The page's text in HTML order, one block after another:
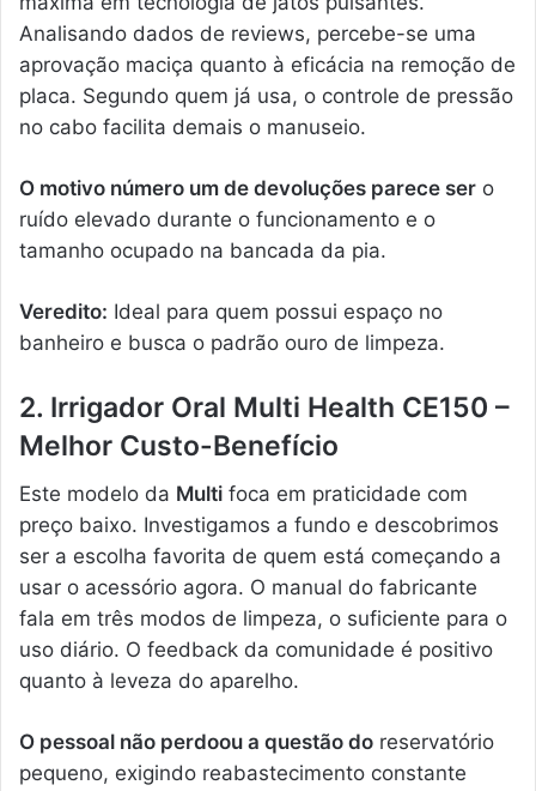
Analisando dados de reviews, percebe-se uma
aprovação maciça quanto à eficácia na remoção de
placa. Segundo quem já usa, o controle de pressão
no cabo facilita demais o manuseio.
O motivo número um de devoluções parece ser o
ruído elevado durante o funcionamento e o
tamanho ocupado na bancada da pia.
Veredito: Ideal para quem possui espaço no
banheiro e busca o padrão ouro de limpeza.
2. Irrigador Oral Multi Health CE150 –
Melhor Custo-Benefício
Este modelo da Multi foca em praticidade com
preço baixo. Investigamos a fundo e descobrimos
ser a escolha favorita de quem está começando a
usar o acessório agora. O manual do fabricante
fala em três modos de limpeza, o suficiente para o
uso diário. O feedback da comunidade é positivo
quanto à leveza do aparelho.
O pessoal não perdoou a questão do reservatório
pequeno, exigindo reabastecimento constante